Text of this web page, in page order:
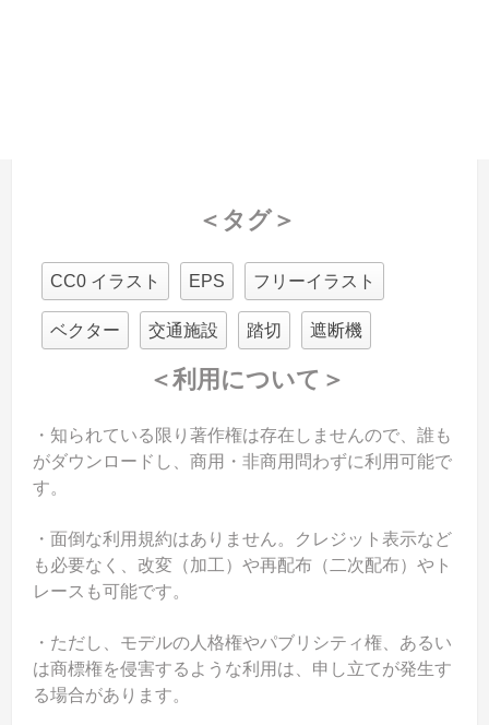
＜タグ＞
CC0 イラスト EPS フリーイラスト
ベクター 交通施設 踏切 遮断機
＜利用について＞
・知られている限り著作権は存在しませんので、誰も
がダウンロードし、商用・非商用問わずに利用可能で
す。
・面倒な利用規約はありません。クレジット表示など
も必要なく、改変（加工）や再配布（二次配布）やト
レースも可能です。
・ただし、モデルの人格権やパブリシティ権、あるい
は商標権を侵害するような利用は、申し立てが発生す
る場合があります。